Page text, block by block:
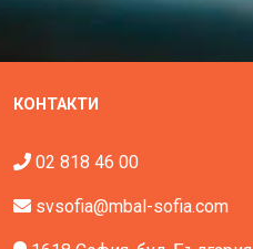
КОНТАКТИ
02 818 46 00
svsofia@mbal-sofia.com